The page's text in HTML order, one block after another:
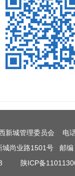
西新城管理委员会
城尚业路1501号 邮
陕ICP备